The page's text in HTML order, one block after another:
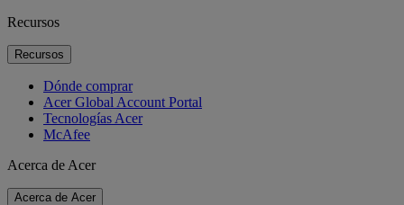
Recursos
Recursos
Dónde comprar
Acer Global Account Portal
Tecnologías Acer
McAfee
Acerca de Acer
Acerca de Acer